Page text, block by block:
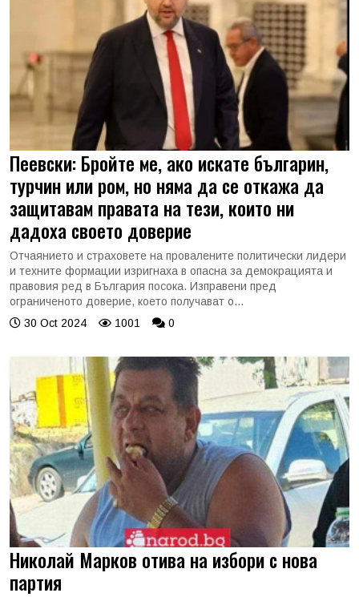
Пеевски: Бройте ме, ако искате българин,
турчин или ром, но няма да се откажа да
защитавам правата на тези, които ни
дадоха своето доверие
Отчаянието и страховете на провалените политически лидери
и техните формации изригнаха в опасна за демокрацията и
правовия ред в България посока. Изправени пред
ограниченото доверие, което получават о...
30 Oct 2024
1001 0
Николай Марков отива на избори с нова
партия